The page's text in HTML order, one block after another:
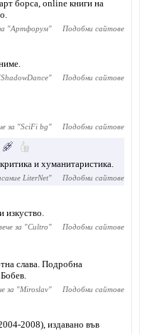
борса, online книги на
"Артфорум" Подобни сайтове
ShadowDance" Подобни сайтове
за "SciFi bg" Подобни сайтове
и хуманитаристика.
LiterNet" Подобни сайтове
изкуство.
за "Cultro" Подобни сайтове
слава. Подробна
за "Miroslav" Подобни сайтове
2008), издавано във